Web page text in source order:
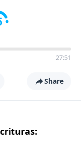
27:51
Share